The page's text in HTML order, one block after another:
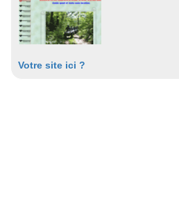
Votre site ici ?